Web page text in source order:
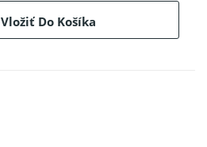
Vložiť Do Košíka